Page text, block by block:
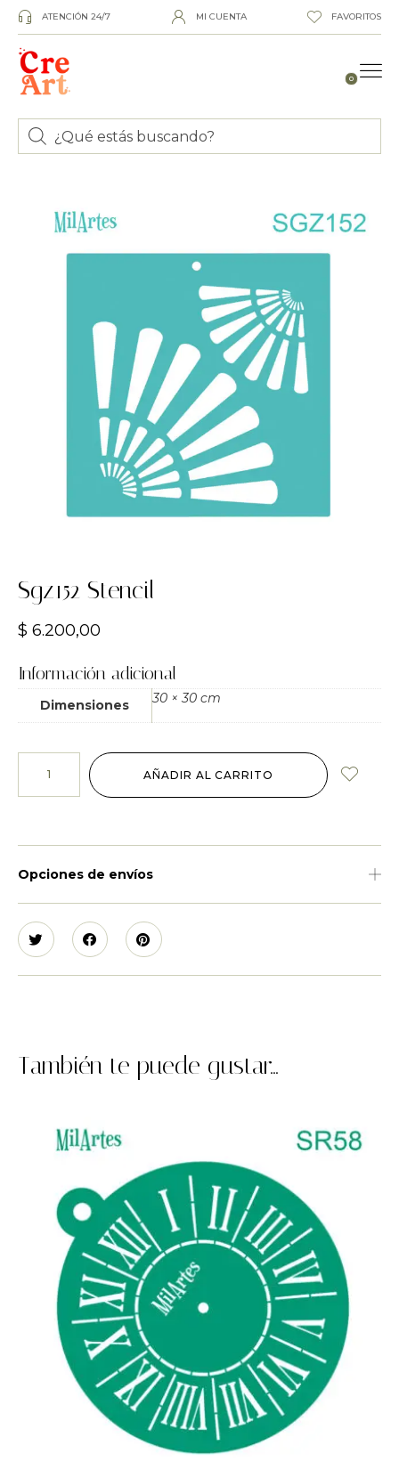
ATENCIÓN 24/7 MI CUENTA FAVORITOS
0
Sgz152 Stencil
$ 6.200,00
Información adicional
Dimensiones 30 × 30 cm
AÑADIR AL CARRITO
Opciones de envíos
También te puede gustar...